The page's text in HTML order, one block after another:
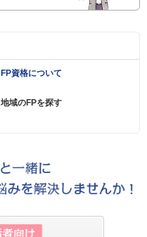
FP資格について
地域のFPを探す